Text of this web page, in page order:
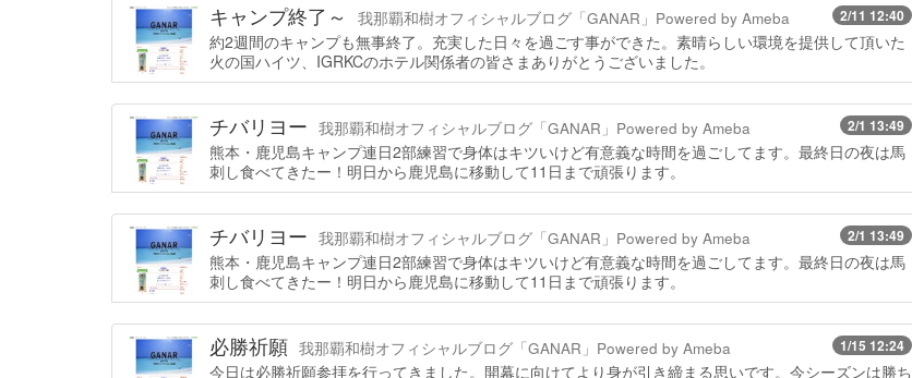
2/11 12:40
キャンプ終了～ 我那覇和樹オフィシャルブログ「GANAR」Powered by Ameba
約2週間のキャンプも無事終了。充実した日々を過ごす事ができた。素晴らしい環境を提供して頂いた
火の国ハイツ、IGRKCのホテル関係者の皆さまありがとうございました。
2/1 13:49
チバリヨー 我那覇和樹オフィシャルブログ「GANAR」Powered by Ameba
熊本・鹿児島キャンプ連日2部練習で身体はキツいけど有意義な時間を過ごしてます。最終日の夜は馬
刺し食べてきたー！明日から鹿児島に移動して11日まで頑張ります。
2/1 13:49
チバリヨー 我那覇和樹オフィシャルブログ「GANAR」Powered by Ameba
熊本・鹿児島キャンプ連日2部練習で身体はキツいけど有意義な時間を過ごしてます。最終日の夜は馬
刺し食べてきたー！明日から鹿児島に移動して11日まで頑張ります。
1/15 12:24
必勝祈願 我那覇和樹オフィシャルブログ「GANAR」Powered by Ameba
今日は必勝祈願参拝を行ってきました。開幕に向けてより身が引き締まる思いです。今シーズンは勝ち